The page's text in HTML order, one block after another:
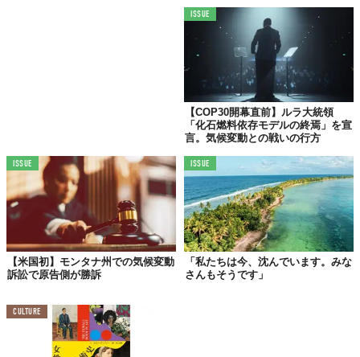
ISSUE
【COP30開幕直前】ルラ大統領
「化石燃料依存モデルの終焉」を宣
言。気候変動との戦いの行方
ISSUE
【米国初】モンタナ州での気候変動
訴訟で原告側が勝訴
ISSUE
「私たちは今、沈んでいます。みな
さんもそうです」
CULTURE